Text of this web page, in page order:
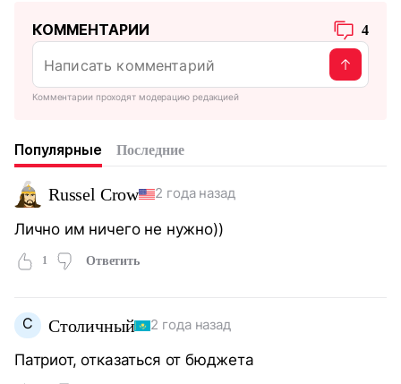
КОММЕНТАРИИ 4
Комментарии проходят модерацию редакцией
Популярные Последние
Russel Crow 2 года назад
Лично им ничего не нужно))
1 Ответить
С Столичный 2 года назад
Патриот, отказаться от бюджета